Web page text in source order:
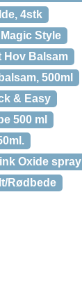
4stk
Style
Hov Balsam
500ml
& Easy
500 ml
Oxide spray
Rødbede